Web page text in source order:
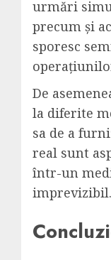
urmări
precum și
sporesc
De
la diferite
sa de a
real sunt
într-un
imprevizibil.